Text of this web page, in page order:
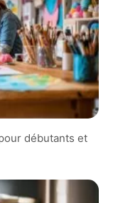
débutants et